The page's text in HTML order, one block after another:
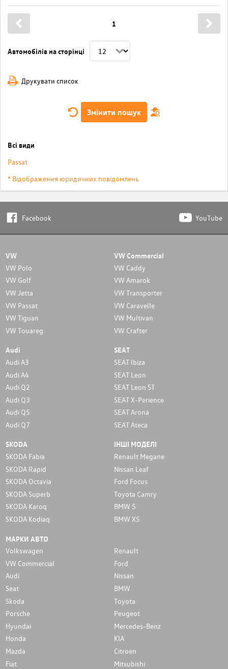
Автомобілів на сторінці
1
Друкувати список
Змінити пошук
Всі види
Passat
* Відображення юридичних повідомлень
Facebook YouTube
VW
VW Polo
VW Golf
VW Jetta
VW Passat
VW Tiguan
VW Touareg
VW Commercial
VW Caddy
VW Amarok
VW Transporter
VW Caravelle
VW Multivan
VW Crafter
Audi
Audi A3
Audi A4
Audi Q2
Audi Q3
Audi Q5
Audi Q7
SEAT
SEAT Ibiza
SEAT Leon
SEAT Leon ST
SEAT X-Perience
SEAT Arona
SEAT Ateca
SKODA
SKODA Fabia
SKODA Rapid
SKODA Octavia
SKODA Superb
SKODA Karoq
SKODA Kodiaq
ІНШІ МОДЕЛІ
Renault Megane
Nissan Leaf
Ford Focus
Toyota Camry
BMW 5
BMW X5
МАРКИ АВТО
Volkswagen
Renault
VW Commercial
Ford
Audi
Nissan
Seat
BMW
Skoda
Toyota
Porsche
Peugeot
Hyundai
Mercedes-Benz
Honda
KIA
Mazda
Citroen
Fiat
Mitsubishi